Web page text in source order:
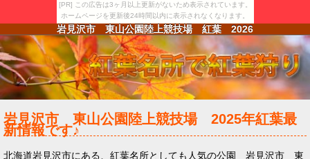
[PR] この広告は3ヶ月以上更新がないため表示されています。
ホームページを更新後24時間以内に表示されなくなります。
岩見沢市 東山公園陸上競技場 紅葉 2026
岩見沢市 東山公園陸上競技場 2025年紅葉最
新情報です♪
北海道岩見沢市にある、紅葉名所としても人気の公園 岩見沢市 東